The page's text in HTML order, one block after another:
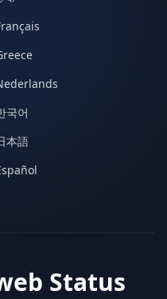
국어
本語
Status